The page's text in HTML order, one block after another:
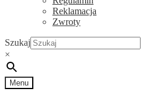
Reklamacja
Zwroty
Szukaj
×
Menu